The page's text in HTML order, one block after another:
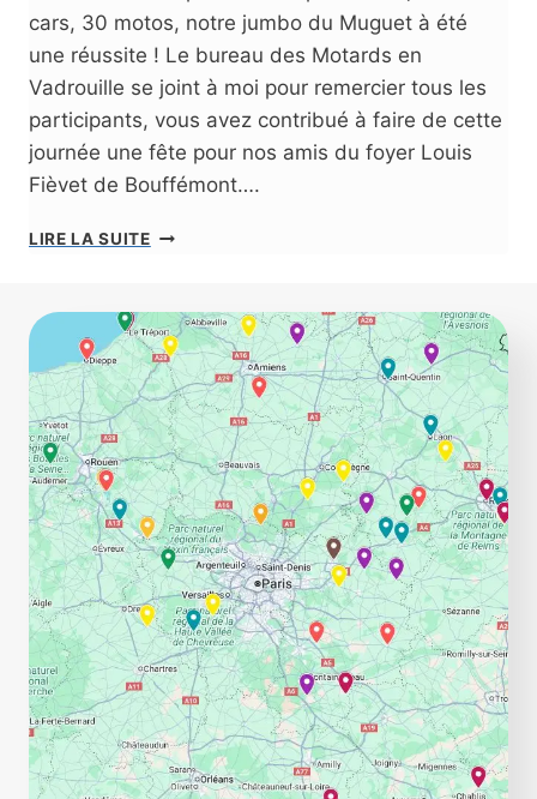
L
A
R
E
T
L
S
P
A
C
E
cars, 30 motos, notre jumbo du Muguet à été
une réussite ! Le bureau des Motards en
Vadrouille se joint à moi pour remercier tous les
participants, vous avez contribué à faire de cette
journée une fête pour nos amis du foyer Louis
Fièvet de Bouffémont….
LIRE LA SUITE2
M
E
J
U
M
B
O
D
U
M
U
G
U
E
T
–
M
E
R
C